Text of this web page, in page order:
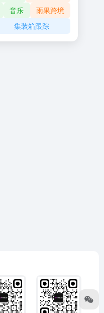
音乐
雨果跨境
集装箱跟踪